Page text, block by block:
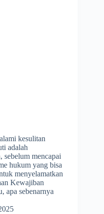
kesulitan
adalah
sebelum mencapai
hukum yang bisa
menyelamatkan
Kewajiban
apa sebenarnya